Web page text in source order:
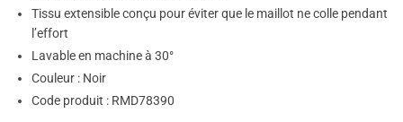
Tissu extensible conçu pour éviter que le maillot ne colle pendant
l’effort
Lavable en machine à 30°
Couleur : Noir
Code produit : RMD78390